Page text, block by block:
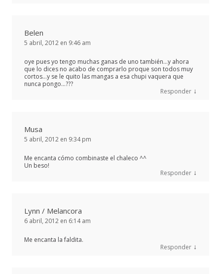
Belen
5 abril, 2012 en 9:46 am
oye pues yo tengo muchas ganas de uno también…y ahora
que lo dices no acabo de comprarlo proque son todos muy
cortos…y se le quito las mangas a esa chupi vaquera que
nunca pongo…???
Responder ↓
Musa
5 abril, 2012 en 9:34 pm
Me encanta cómo combinaste el chaleco ^^
Un beso!
Responder ↓
Lynn / Melancora
6 abril, 2012 en 6:14 am
Me encanta la faldita.
Responder ↓